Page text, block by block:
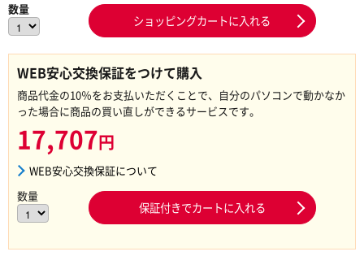
数量
ショッピングカートに入れる
WEB安心交換保証をつけて購入
商品代金の10％をお支払いただくことで、自分のパソコンで動かなか
った場合に商品の買い直しができるサービスです。
17,707円
WEB安心交換保証について
数量
保証付きでカートに入れる